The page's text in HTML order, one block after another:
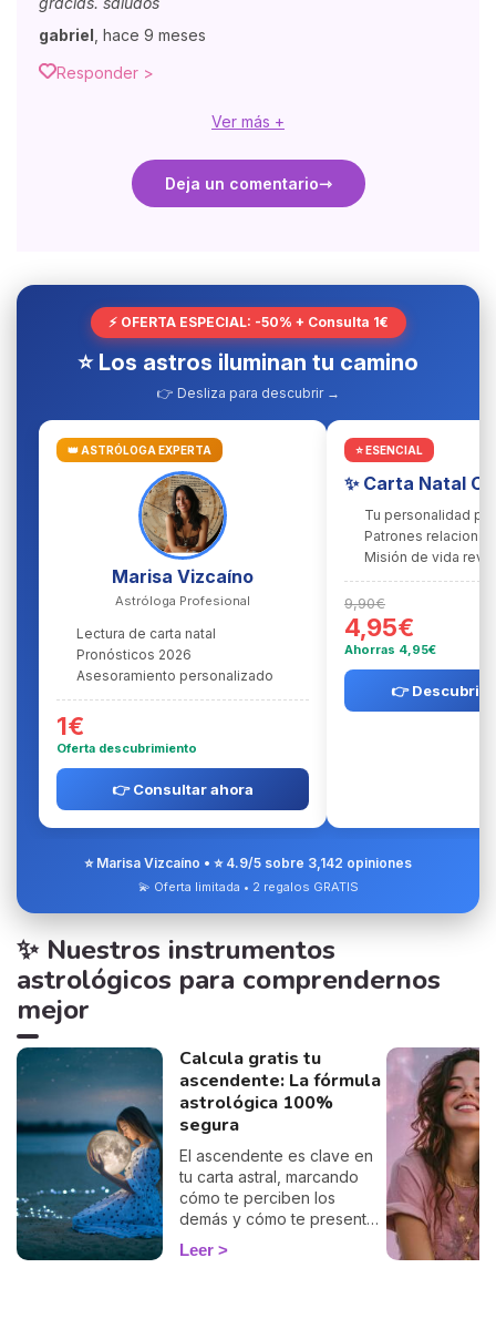
gabriel hace 9 meses
Responder >
Ver más +
Deja un comentario
⚡ OFERTA ESPECIAL: -50% + Consulta 1€
⭐ Los astros iluminan tu camino
👉 Desliza para descubrir →
👑 ASTRÓLOGA EXPERTA
Marisa Vizcaíno
Astróloga Profesional
Lectura de carta natal
Pronósticos 2026
Asesoramiento personalizado
1€
Oferta descubrimiento
👉 Consultar ahora
⭐ ESENCIAL
✨ Carta Natal
Tu personalidad
Patrones
Misión de vida
9,90€
4,95€
Ahorras 4,95€
👉 Descubrir
⭐ Marisa Vizcaíno • ⭐ 4.9/5 sobre 3,142 opiniones
💫 Oferta limitada • 2 regalos GRATIS
✨ Nuestros instrumentos
astrológicos para comprendernos
mejor
Calcula gratis tu
ascendente: La fórmula
astrológica 100%
segura
El ascendente es clave en
tu carta astral, marcando
cómo te perciben los
demás y cómo te presentas
al mundo. Con nuestro
cálculo gratuito y preciso,
Leer